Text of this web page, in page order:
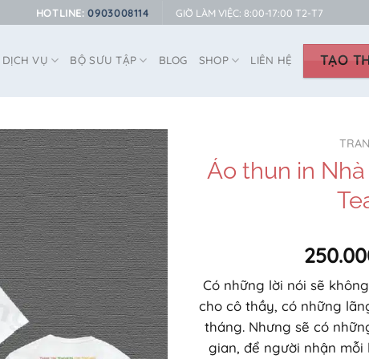
HOTLINE:0903008114 GIỜ LÀM VIỆC: 8:00-17:00 T2-T7
DỊCH VỤ BỘ SƯU TẬP BLOG SHOP LIÊN HỆ TẠO
Áo thun in
Có những lời nói sẽ
cho cô thầy, có những
tháng. Nhưng sẽ có
gian, để người nhận